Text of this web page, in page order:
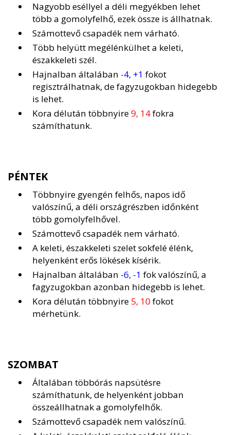
Nagyobb eséllyel a déli megyékben lehet
több a gomolyfelhő, ezek össze is állhatnak.
Számottevő csapadék nem várható.
Több helyütt megélénkülhet a keleti,
északkeleti szél.
Hajnalban általában -4, +1 fokot
regisztrálhatnak, de fagyzugokban hidegebb
is lehet.
Kora délután többnyire9, 14fokra
számíthatunk.
PÉNTEK
Többnyire gyengén felhős, napos idő
valószínű, a déli országrészben időnként
több gomolyfelhővel.
Számottevő csapadék nem várható.
A keleti, északkeleti szelet sokfelé élénk,
helyenként erős lökések kísérik.
Hajnalban általában -6, -1 fok valószínű, a
fagyzugokban azonban hidegebb is lehet.
Kora délután többnyire 5, 10fokot
mérhetünk.
SZOMBAT
Általában többórás napsütésre
számíthatunk, de helyenként jobban
összeállhatnak a gomolyfelhők.
Számottevő csapadék nem valószínű.